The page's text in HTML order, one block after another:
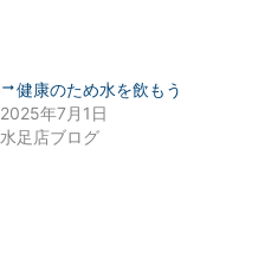
健康のため水を飲もう
2025年7月1日
水足店ブログ